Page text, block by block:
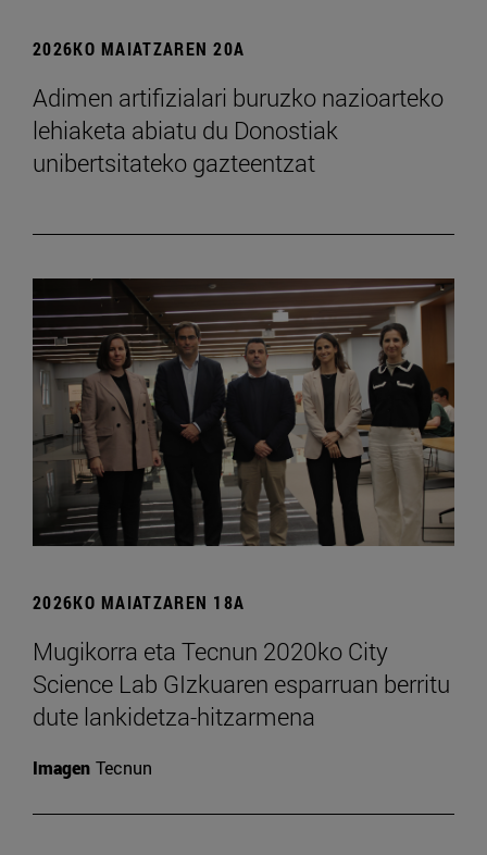
2026KO MAIATZAREN 20A
Adimen artifizialari buruzko nazioarteko
lehiaketa abiatu du Donostiak
unibertsitateko gazteentzat
2026KO MAIATZAREN 18A
Mugikorra eta Tecnun 2020ko City
Science Lab GIzkuaren esparruan berritu
dute lankidetza-hitzarmena
Imagen Tecnun